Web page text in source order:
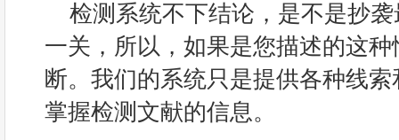
检测系统不下结论，是不是抄
一关，所以，如果是您描述的这
断。我们的系统只是提供各种线
掌握检测文献的信息。